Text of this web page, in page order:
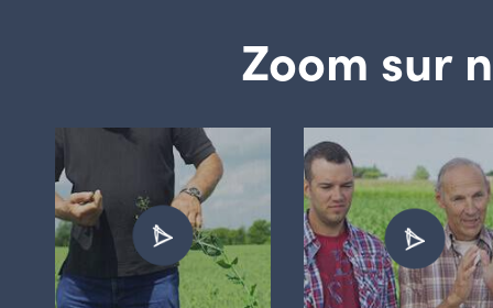
Zoom sur